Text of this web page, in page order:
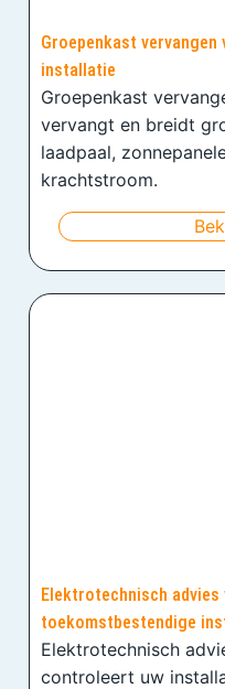
Groepenkast
installatie
Groepenkast
vervangt en breidt
laadpaal,
krachtstroom.
Elektrotechnisch advies
toekomstbestendige
Elektrotechnisch
controleert uw